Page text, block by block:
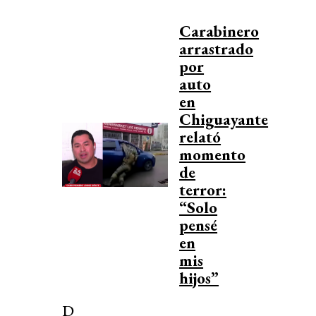
Carabinero
arrastrado
por
auto
en
Chiguayante
relató
momento
de
terror:
“Solo
pensé
en
mis
hijos”
D